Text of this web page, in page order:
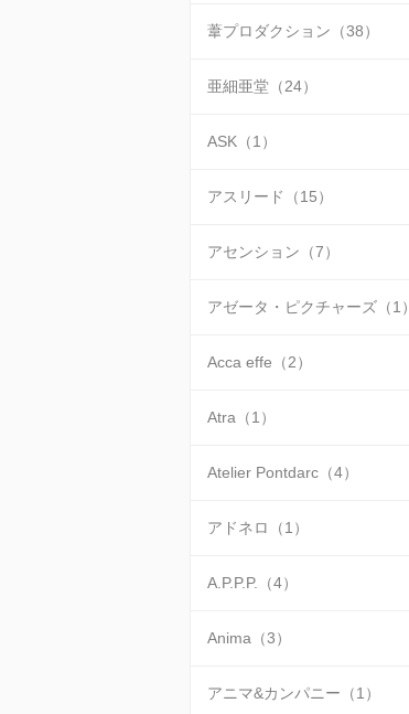
葦プロダクション（38）
亜細亜堂（24）
ASK（1）
アスリード（15）
アセンション（7）
アゼータ・ピクチャーズ（1）
Acca effe（2）
Atra（1）
Atelier Pontdarc（4）
アドネロ（1）
A.P.P.P.（4）
Anima（3）
アニマ&カンパニー（1）